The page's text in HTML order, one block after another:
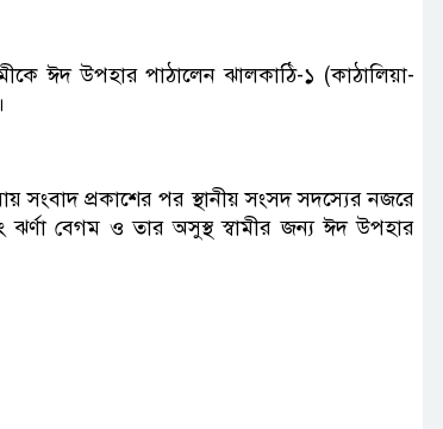
ঈদ উপহার পাঠালেন ঝালকাঠি-১ (কাঠালিয়া-
সংবাদ প্রকাশের পর স্থানীয় সংসদ সদস্যের নজরে
বেগম ও তার অসুস্থ স্বামীর জন্য ঈদ উপহার